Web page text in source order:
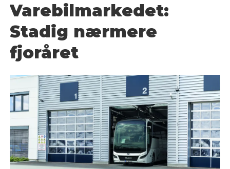
Varebilmarkedet:
Stadig nærmere
fjoråret